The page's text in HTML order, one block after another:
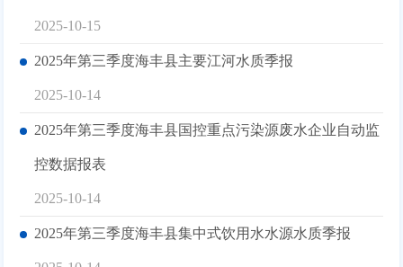
2025-10-15
2025年第三季度海丰县主要江河水质季报
2025-10-14
2025年第三季度海丰县国控重点污染源废水企业自动监
控数据报表
2025-10-14
2025年第三季度海丰县集中式饮用水水源水质季报